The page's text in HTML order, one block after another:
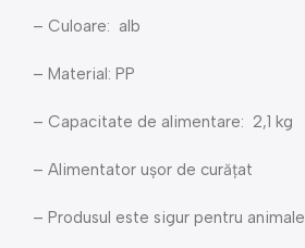
– Culoare: alb
– Material: PP
– Capacitate de alimentare: 2,1 kg
– Alimentator ușor de curățat
– Produsul este sigur pentru animale